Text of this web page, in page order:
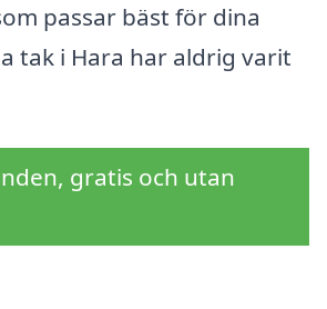
passar bäst för dina
tak i Hara har aldrig varit
gratis och utan